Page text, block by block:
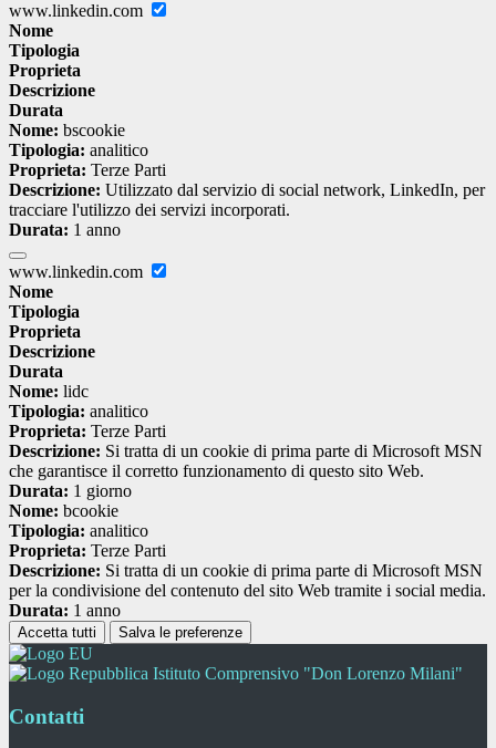
www.linkedin.com
Nome
Tipologia
Proprieta
Descrizione
Durata
Nome: bscookie
Tipologia: analitico
Proprieta: Terze Parti
Descrizione: Utilizzato dal servizio di social network, LinkedIn, per
tracciare l'utilizzo dei servizi incorporati.
Durata: 1 anno
www.linkedin.com
Nome
Tipologia
Proprieta
Descrizione
Durata
Nome: lidc
Tipologia: analitico
Proprieta: Terze Parti
Descrizione: Si tratta di un cookie di prima parte di Microsoft MSN
che garantisce il corretto funzionamento di questo sito Web.
Durata: 1 giorno
Nome: bcookie
Tipologia: analitico
Proprieta: Terze Parti
Descrizione: Si tratta di un cookie di prima parte di Microsoft MSN
per la condivisione del contenuto del sito Web tramite i social media.
Durata: 1 anno
Accetta tutti Salva le preferenze
Istituto Comprensivo "Don Lorenzo Milani"
Contatti